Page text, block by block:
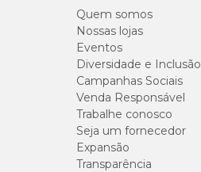
Quem somos
Nossas lojas
Eventos
Diversidade e Inclusão
Campanhas Sociais
Venda Responsável
Trabalhe conosco
Seja um fornecedor
Expansão
Transparência